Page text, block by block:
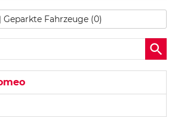
Geparkte Fahrzeuge (0)